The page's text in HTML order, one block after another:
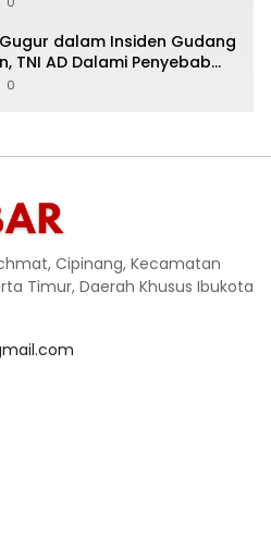
dalam Insiden Gudang
TNI AD Dalami Penyebab
0
Cipinang, Kecamatan
Timur, Daerah Khusus Ibukota